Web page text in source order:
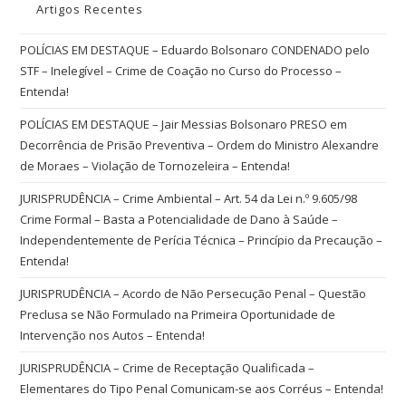
Artigos Recentes
POLÍCIAS EM DESTAQUE – Eduardo Bolsonaro CONDENADO pelo
STF – Inelegível – Crime de Coação no Curso do Processo –
Entenda!
POLÍCIAS EM DESTAQUE – Jair Messias Bolsonaro PRESO em
Decorrência de Prisão Preventiva – Ordem do Ministro Alexandre
de Moraes – Violação de Tornozeleira – Entenda!
JURISPRUDÊNCIA – Crime Ambiental – Art. 54 da Lei n.º 9.605/98
Crime Formal – Basta a Potencialidade de Dano à Saúde –
Independentemente de Perícia Técnica – Princípio da Precaução –
Entenda!
JURISPRUDÊNCIA – Acordo de Não Persecução Penal – Questão
Preclusa se Não Formulado na Primeira Oportunidade de
Intervenção nos Autos – Entenda!
JURISPRUDÊNCIA – Crime de Receptação Qualificada –
Elementares do Tipo Penal Comunicam-se aos Corréus – Entenda!